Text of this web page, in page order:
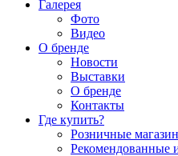
Галерея
Фото
Видео
О бренде
Новости
Выставки
О бренде
Контакты
Где купить?
Розничные
Рекомендованные